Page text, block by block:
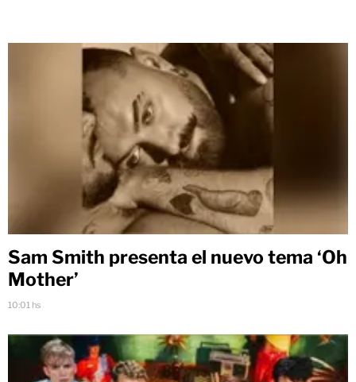
Sam Smith presenta el nuevo tema ‘Oh
Mother’
10:01 hs